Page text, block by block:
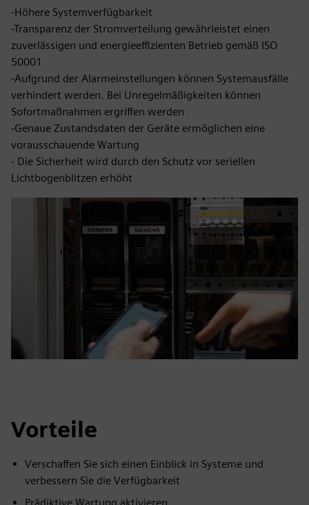
-Höhere Systemverfügbarkeit
-Transparenz der Stromverteilung gewährleistet einen
zuverlässigen und energieeffizienten Betrieb gemäß ISO
50001
-Aufgrund der Alarmeinstellungen können Systemausfälle
verhindert werden. Bei Unregelmäßigkeiten können
Sofortmaßnahmen ergriffen werden
-Genaue Zustandsdaten der Geräte ermöglichen eine
vorausschauende Wartung
- Die Sicherheit wird durch den Schutz vor seriellen
Lichtbogenblitzen erhöht
Vorteile
Verschaffen Sie sich einen Einblick in Systeme und
verbessern Sie die Verfügbarkeit